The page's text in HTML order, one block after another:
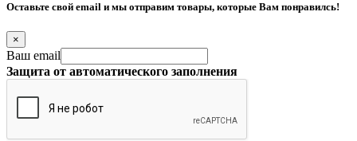
Оставьте свой email и мы отправим товары, которые Вам понравилсь!
×
Ваш email
Защита от автоматического заполнения